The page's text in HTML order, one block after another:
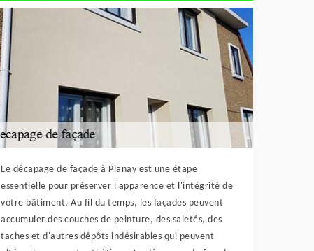
Le décapage de façade à Planay est une étape
essentielle pour préserver l'apparence et l'intégrité de
votre bâtiment. Au fil du temps, les façades peuvent
accumuler des couches de peinture, des saletés, des
taches et d'autres dépôts indésirables qui peuvent